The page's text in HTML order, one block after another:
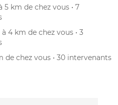
5 km de chez vous • 7
à 4 km de chez vous • 3
de chez vous • 30 intervenants